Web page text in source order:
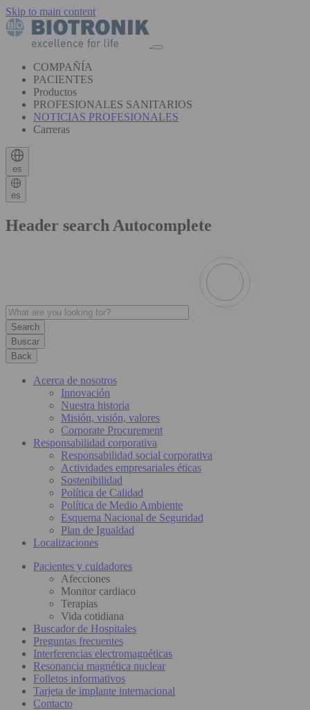
Skip to main content
COMPAÑÍA
PACIENTES
Productos
PROFESIONALES SANITARIOS
NOTICIAS PROFESIONALES
Carreras
es
es
Header search Autocomplete
Buscar
Back
Acerca de nosotros
Innovación
Nuestra historia
Misión, visión, valores
Corporate Procurement
Responsabilidad corporativa
Responsabilidad social corporativa
Actividades empresariales éticas
Sostenibilidad
Política de Calidad
Política de Medio Ambiente
Esquema Nacional de Seguridad
Plan de Igualdad
Localizaciones
Pacientes y cuidadores
Afecciones
Monitor cardiaco
Terapias
Vida cotidiana
Buscador de Hospitales
Preguntas frecuentes
Interferencias electromagnéticas
Resonancia magnética nuclear
Folletos informativos
Tarjeta de implante internacional
Contacto